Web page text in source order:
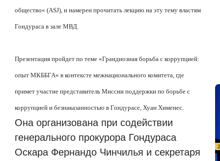
общество« (ASJ), и намерен прочитать лекцию на эту тему властям
Гондураса в зале МВД.
Презентация пройдет по теме «Грандиозная борьба с коррупцией:
опыт МКББГА« в контексте межнационального комитета, где
примет участие представитель Миссии поддержки по борьбе с
коррупцией и безнаказанностью в Гондурасе, Хуан Хименес.
Она организована при содействии
генерального прокурора Гондураса
Оскара Фернандо Чинчилья и секретаря